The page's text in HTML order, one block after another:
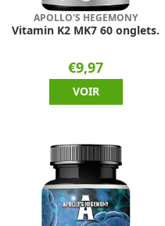
APOLLO'S HEGEMONY
Vitamin K2 MK7 60 onglets.
€9,97
VOIR